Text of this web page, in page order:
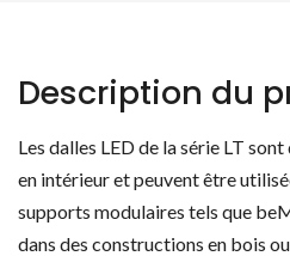
Description du
Les dalles LED de la série LT
en intérieur et peuvent être
supports modulaires tels que
dans des constructions en bois